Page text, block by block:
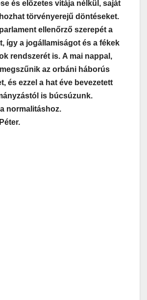
és előzetes vitája nélkül, saját
törvényerejű döntéseket.
ellenőrző szerepét a
így a jogállamiságot és a fékek
rendszerét is. A mai nappal,
az orbáni háborús
és ezzel a hat éve bevezetett
is búcsúzunk.
normalitáshoz.